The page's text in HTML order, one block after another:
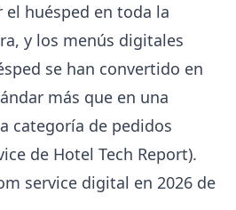
huésped en toda la
y los menús digitales
se han convertido en
más que en una
categoría de pedidos
de Hotel Tech Report).
service digital en 2026 de